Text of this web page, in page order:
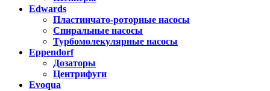
Edwards
Пластинчато-роторные насосы
Спиральные насосы
Турбомолекулярные насосы
Eppendorf
Дозаторы
Центрифуги
Evoqua